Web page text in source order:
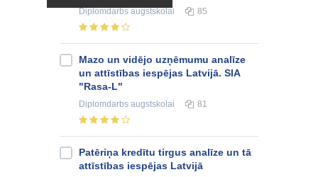
Diplomdarbs augstskolai 85
Mazo un vidējo uzņēmumu analīze
un attīstības iespējas Latvijā. SIA
"Rasa-L"
Diplomdarbs augstskolai 81
Patēriņa kredītu tirgus analīze un tā
attīstības iespējas Latvijā